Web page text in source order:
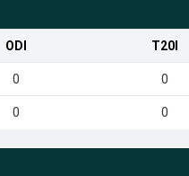
ODI T20I
0 0
0 0